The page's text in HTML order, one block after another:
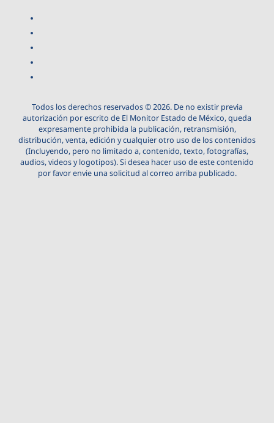
Todos los derechos reservados © 2026. De no existir previa
autorización por escrito de El Monitor Estado de México, queda
expresamente prohibida la publicación, retransmisión,
distribución, venta, edición y cualquier otro uso de los contenidos
(Incluyendo, pero no limitado a, contenido, texto, fotografías,
audios, videos y logotipos). Si desea hacer uso de este contenido
por favor envie una solicitud al correo arriba publicado.